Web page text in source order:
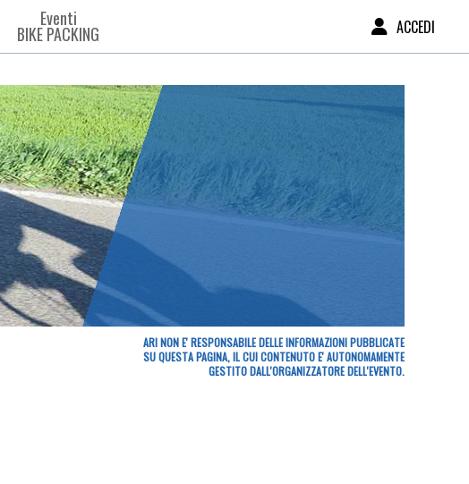
Eventi
BIKE PACKING ACCEDI
ARI NON E' RESPONSABILE DELLE INFORMAZIONI PUBBLICATE
SU QUESTA PAGINA, IL CUI CONTENUTO E' AUTONOMAMENTE
GESTITO DALL'ORGANIZZATORE DELL'EVENTO.